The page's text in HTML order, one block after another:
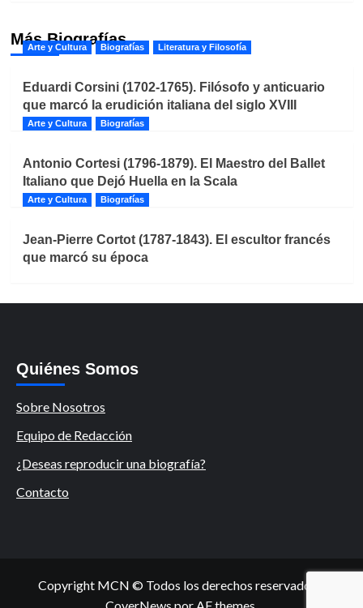
Más Biografías
Arte y Cultura Biografías Literatura y Filosofía
Eduardi Corsini (1702-1765). Filósofo y anticuario
que marcó la erudición italiana del siglo XVIII
Arte y Cultura Biografías
Antonio Cortesi (1796-1879). El Maestro del Ballet
Italiano que Dejó Huella en la Scala
Arte y Cultura Biografías
Jean-Pierre Cortot (1787-1843). El escultor francés
que marcó su época
Quiénes Somos
Sobre Nosotros
Equipo de Redacción
¿Deseas reproducir una biografía?
Contacto
Copyright MCN © Todos los derechos reservados.
CoverNews por AF themes.